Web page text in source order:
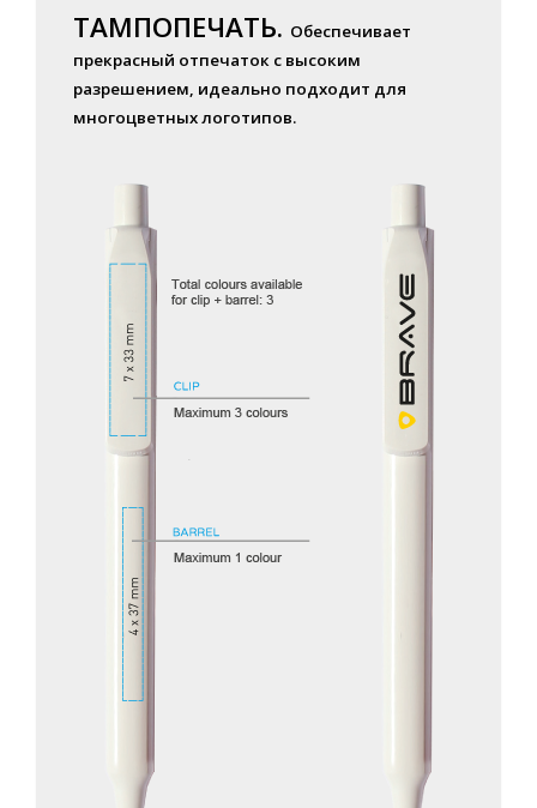
ТАМПОПЕЧАТЬ. Обеспечивает
прекрасный отпечаток с высоким
разрешением, идеально подходит для
многоцветных логотипов.